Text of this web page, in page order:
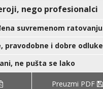
nego profesionalci
suvremenom ratovanju
pravodobne i dobre odluke
ne pušta se lako
Preuzmi PDF